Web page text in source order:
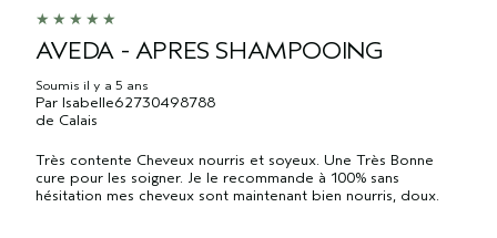
AVEDA - APRES SHAMPOOING
Soumis il y a 5 ans
Par Isabelle62730498788
de Calais
Très contente Cheveux nourris et soyeux. Une Très Bonne
cure pour les soigner. Je le recommande à 100% sans
hésitation mes cheveux sont maintenant bien nourris, doux.